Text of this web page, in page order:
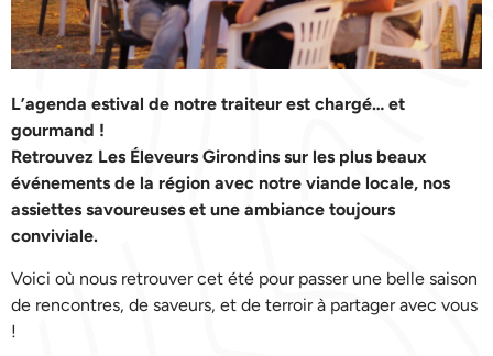
L’agenda estival de notre traiteur est chargé… et
gourmand !
Retrouvez Les Éleveurs Girondins sur les plus beaux
événements de la région avec notre viande locale, nos
assiettes savoureuses et une ambiance toujours
conviviale.
Voici où nous retrouver cet été pour passer une belle saison
de rencontres, de saveurs, et de terroir à partager avec vous
!